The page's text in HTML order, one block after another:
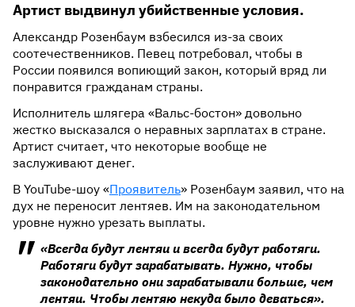
Артист выдвинул убийственные условия.
Александр Розенбаум взбесился из-за своих
соотечественников. Певец потребовал, чтобы в
России появился вопиющий закон, который вряд ли
понравится гражданам страны.
Исполнитель шлягера «Вальс-бостон» довольно
жестко высказался о неравных зарплатах в стране.
Артист считает, что некоторые вообще не
заслуживают денег.
В YouTube-шоу «Проявитель» Розенбаум заявил, что на
дух не переносит лентяев. Им на законодательном
уровне нужно урезать выплаты.
«Всегда будут лентяи и всегда будут работяги.
Работяги будут зарабатывать. Нужно, чтобы
законодательно они зарабатывали больше, чем
лентяи. Чтобы лентяю некуда было деваться».